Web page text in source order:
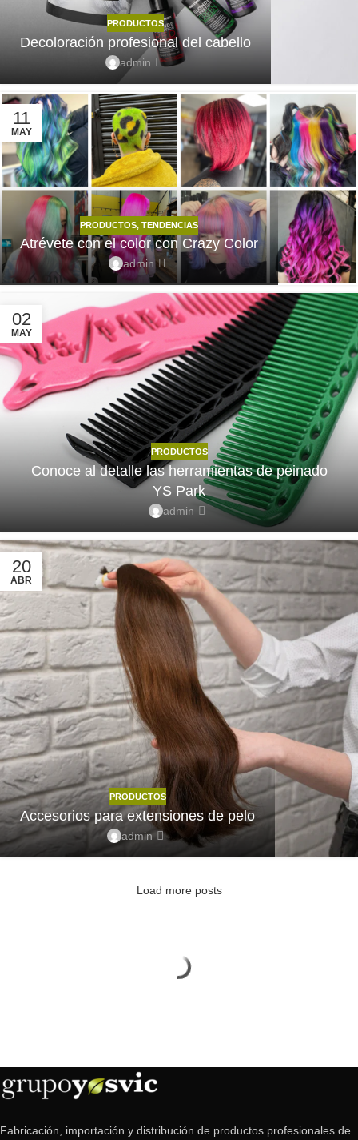
PRODUCTOS
Decoloración profesional del cabello
admin
11
MAY
PRODUCTOS, TENDENCIAS
Atrévete con el color con Crazy Color
admin
02
MAY
PRODUCTOS
Conoce al detalle las herramientas de peinado
YS Park
admin
20
ABR
PRODUCTOS
Accesorios para extensiones de pelo
admin
Load more posts
Fabricación, importación y distribución de productos profesionales de